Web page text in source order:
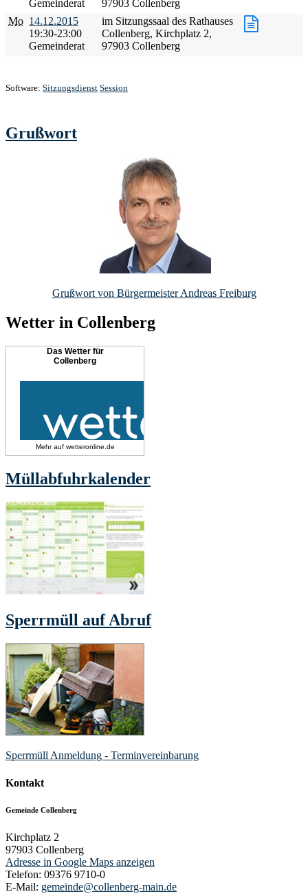
Gemeinderat
97903 Collenberg
Mo 14.12.2015
19:30-23:00
Gemeinderat
im Sitzungssaal des Rathauses
Collenberg, Kirchplatz 2,
97903 Collenberg
Software: Sitzungsdienst Session
Grußwort
Grußwort von Bürgermeister Andreas Freiburg
Wetter in Collenberg
Das Wetter für
Collenberg
Mehr auf wetteronline.de
Müllabfuhrkalender
Sperrmüll auf Abruf
Sperrmüll Anmeldung - Terminvereinbarung
Kontakt
Gemeinde Collenberg
Kirchplatz 2
97903 Collenberg
Adresse in Google Maps anzeigen
Telefon: 09376 9710-0
E-Mail: gemeinde@collenberg-main.de